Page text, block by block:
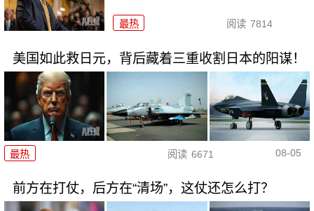
最热 阅读 7814
美国如此救日元，背后藏着三重收割日本的阳谋！
最热 阅读 6671 08-05
前方在打仗，后方在“清场”，这仗还怎么打？